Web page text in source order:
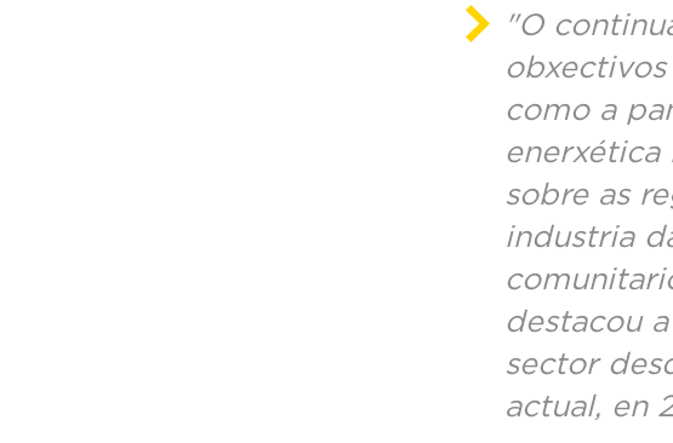
"O
como a
sobre as
industria
destacou
sector
actual, en